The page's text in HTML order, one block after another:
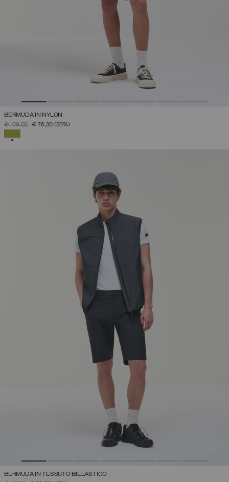
BERMUDA IN NYLON
PREZZO RIDOTTO DA
€ 109,00A€ 76,30 (30%)
BERMUDA IN TESSUTO BIELASTICO